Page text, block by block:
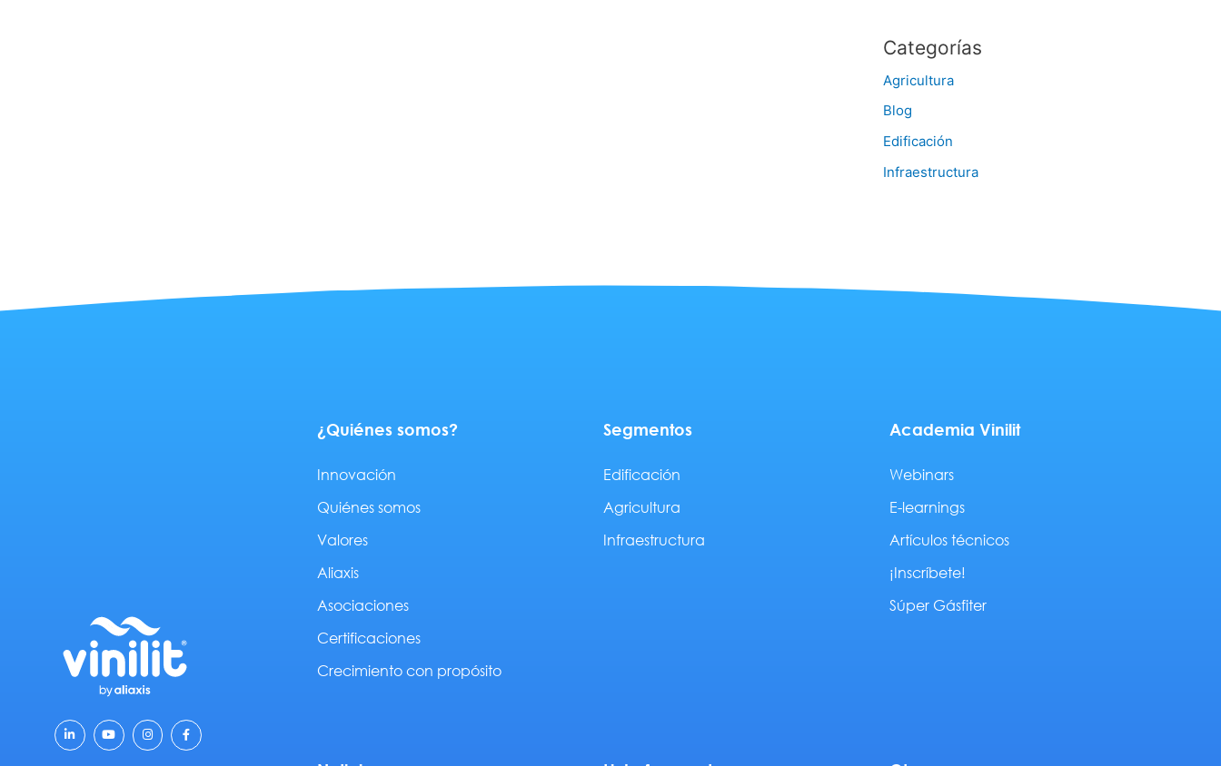
Categorías
Agricultura
Blog
Edificación
Infraestructura
L
i
n
Y
o
u
I
n
s
F
a
c
¿Quiénes somos?
Innovación
Quiénes somos
Valores
Aliaxis
Asociaciones
Certificaciones
Crecimiento con propósito
Segmentos
Edificación
Agricultura
Infraestructura
Academia Vinilit
Webinars
E-learnings
Artículos técnicos
¡Inscríbete!
Súper Gásfiter